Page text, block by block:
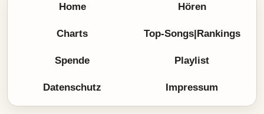
Home Hören
Charts Top-Songs|Rankings
Spende Playlist
Datenschutz Impressum